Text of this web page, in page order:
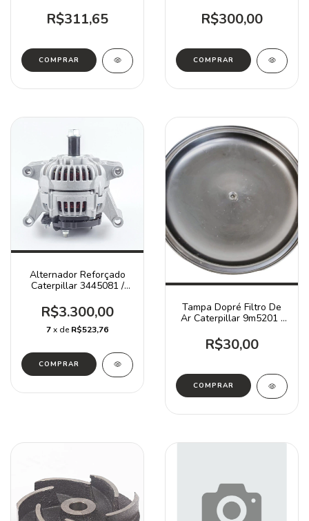
R$311,65 R$300,00
Alternador Reforçado
Caterpillar 3445081 /
R$3.300,00
7x deR$523,76
Tampa Dopré Filtro De
Ar Caterpillar 9m5201 /
R$30,00